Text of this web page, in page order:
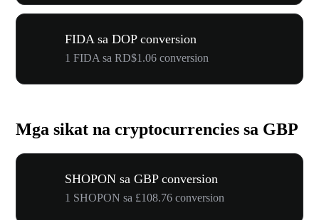
FIDA sa DOP conversion
1 FIDA sa RD$1.06 conversion
Mga sikat na cryptocurrencies sa GBP
SHOPON sa GBP conversion
1 SHOPON sa £108.76 conversion